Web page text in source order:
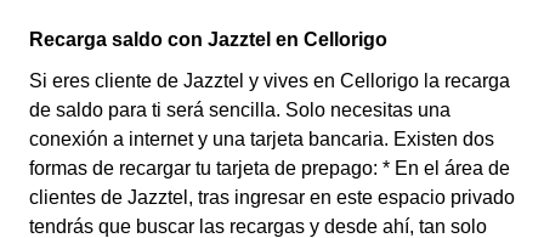
Recarga saldo con Jazztel en Cellorigo
Si eres cliente de Jazztel y vives en Cellorigo la recarga
de saldo para ti será sencilla. Solo necesitas una
conexión a internet y una tarjeta bancaria. Existen dos
formas de recargar tu tarjeta de prepago: * En el área de
clientes de Jazztel, tras ingresar en este espacio privado
tendrás que buscar las recargas y desde ahí, tan solo